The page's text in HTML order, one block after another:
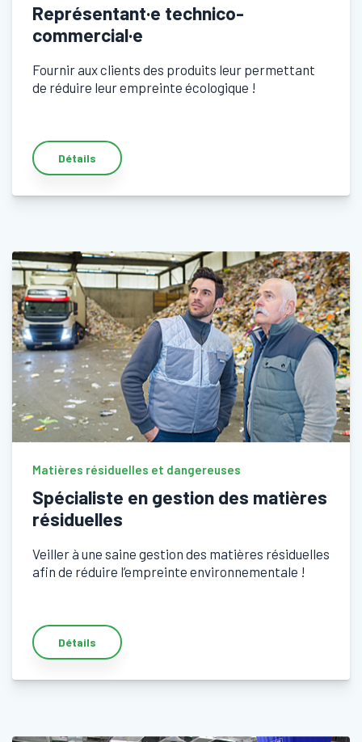
Représentant·e technico-
commercial·e
Fournir aux clients des produits leur permettant
de réduire leur empreinte écologique !
Détails
Matières résiduelles et dangereuses
Spécialiste en gestion des matières
résiduelles
Veiller à une saine gestion des matières résiduelles
afin de réduire l’empreinte environnementale !
Détails